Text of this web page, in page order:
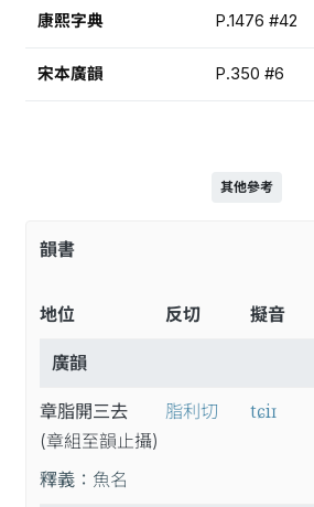
康熙字典 P.1476 #42
宋本廣韻 P.350 #6
其他參考
韻書
地位 反切 擬音
廣韻
章脂開三去
(章組至韻止攝)
脂利切 tɕiɪ
釋義： 魚名